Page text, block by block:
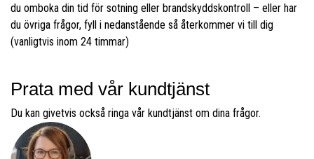
du omboka din tid för sotning eller brandskyddskontroll – eller har
du övriga frågor, fyll i nedanstående så återkommer vi till dig
(vanligtvis inom 24 timmar)
Prata med vår kundtjänst
Du kan givetvis också ringa vår kundtjänst om dina frågor.